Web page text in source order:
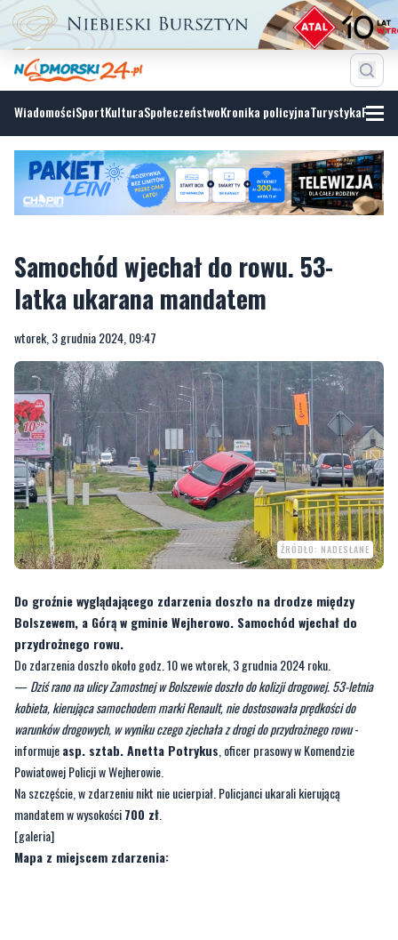
WiadomościSportKulturaSpołeczeństwoKronika policyjnaTurystyka
Samochód wjechał do rowu. 53-
latka ukarana mandatem
wtorek, 3 grudnia 2024, 09:47
ŹRÓDŁO: NADESŁANE
Do groźnie wyglądającego zdarzenia doszło na drodze między
Bolszewem, a Górą w gminie Wejherowo. Samochód wjechał do
przydrożnego rowu.
Do zdarzenia doszło około godz. 10 we wtorek, 3 grudnia 2024 roku.
— Dziś rano na ulicy Zamostnej w Bolszewie doszło do kolizji drogowej. 53-letnia
kobieta, kierująca samochodem marki Renault, nie dostosowała prędkości do
warunków drogowych, w wyniku czego zjechała z drogi do przydrożnego rowu-
informujeasp. sztab. Anetta Potrykus , oficer prasowy w Komendzie
Powiatowej Policji w Wejherowie.
Na szczęście, w zdarzeniu nikt nie ucierpiał. Policjanci ukarali kierującą
mandatem w wysokości700 zł
[galeria]
Mapa z miejscem zdarzenia: